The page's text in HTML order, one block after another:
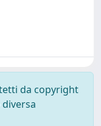
da copyright